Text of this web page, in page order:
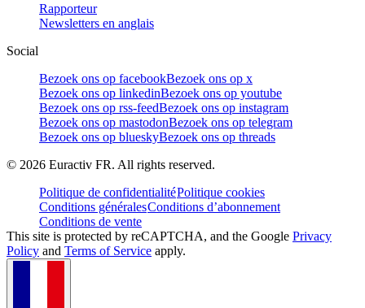
Rapporteur
Newsletters en anglais
Social
Bezoek ons op facebookBezoek ons op x
Bezoek ons op linkedinBezoek ons op youtube
Bezoek ons op rss-feedBezoek ons op instagram
Bezoek ons op mastodonBezoek ons op telegram
Bezoek ons op blueskyBezoek ons op threads
© 2026 Euractiv FR. All rights reserved.
Politique de confidentialitéPolitique cookies
Conditions généralesConditions d’abonnement
Conditions de vente
This site is protected by reCAPTCHA, and the Google Privacy
Policy and Terms of Service apply.